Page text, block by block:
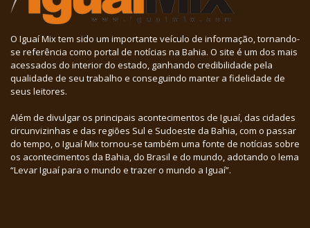
O Iguaí Mix tem sido um importante veículo de informação, tornando-
se referência como portal de notícias na Bahia. O site é um dos mais
acessados do interior do estado, ganhando credibilidade pela
qualidade de seu trabalho e conseguindo manter a fidelidade de
seus leitores.
Além de divulgar os principais acontecimentos de Iguaí, das cidades
circunvizinhas e das regiões Sul e Sudoeste da Bahia, com o passar
do tempo, o Iguaí Mix tornou-se também uma fonte de notícias sobre
os acontecimentos da Bahia, do Brasil e do mundo, adotando o lema
“Levar Iguaí para o mundo e trazer o mundo a Iguaí”.